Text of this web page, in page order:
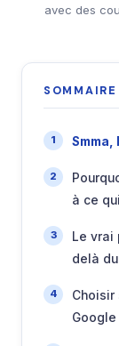
avec des
SOMMAIRE
Smma,
à ce
Le vrai
delà
Choisir
Google